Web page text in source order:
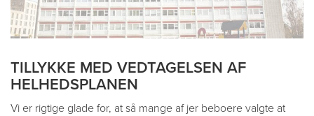
TILLYKKE MED VEDTAGELSEN AF
HELHEDSPLANEN
Vi er rigtige glade for, at så mange af jer beboere valgte at